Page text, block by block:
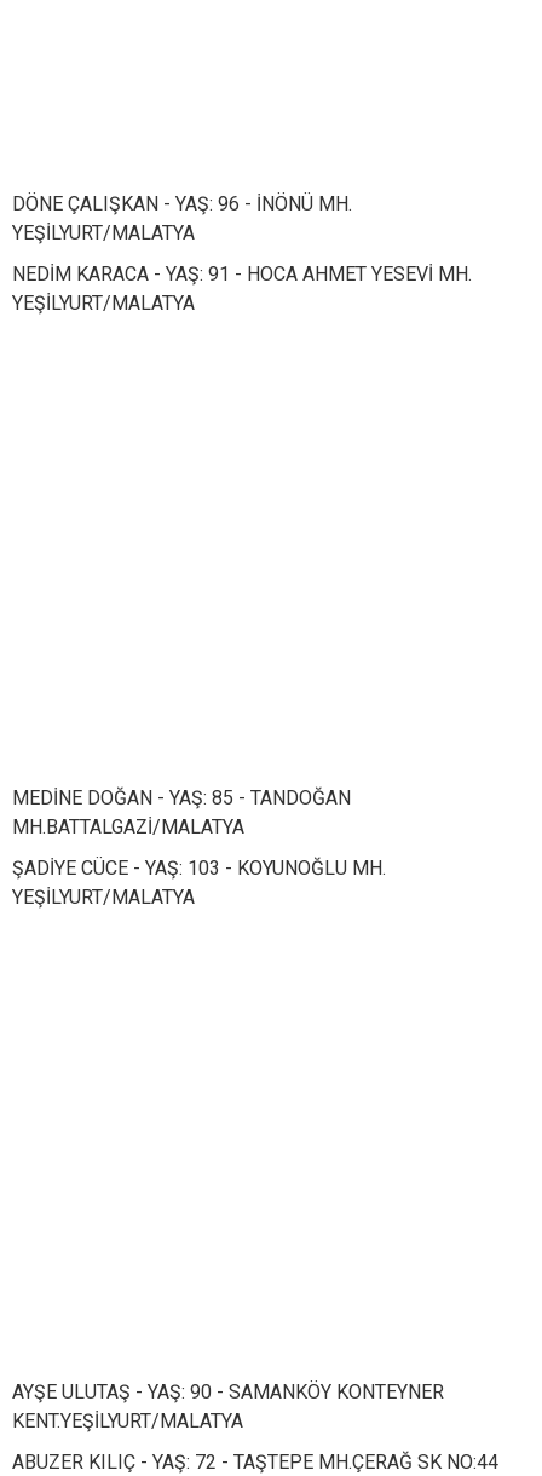
DÖNE ÇALIŞKAN - YAŞ: 96 - İNÖNÜ MH.
YEŞİLYURT/MALATYA
NEDİM KARACA - YAŞ: 91 - HOCA AHMET YESEVİ MH.
YEŞİLYURT/MALATYA
MEDİNE DOĞAN - YAŞ: 85 - TANDOĞAN
MH.BATTALGAZİ/MALATYA
ŞADİYE CÜCE - YAŞ: 103 - KOYUNOĞLU MH.
YEŞİLYURT/MALATYA
AYŞE ULUTAŞ - YAŞ: 90 - SAMANKÖY KONTEYNER
KENT.YEŞİLYURT/MALATYA
ABUZER KILIÇ - YAŞ: 72 - TAŞTEPE MH.ÇERAĞ SK NO:44